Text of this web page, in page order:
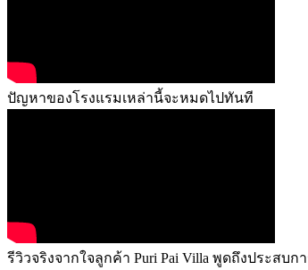
ปัญหาของโรงแรมเหล่านี้จะหมดไปทันที
รีวิวจริงจากใจลูกค้า Puri Pai Villa พูดถึงประสบก